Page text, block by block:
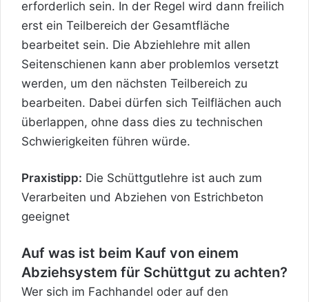
erforderlich sein. In der Regel wird dann freilich
erst ein Teilbereich der Gesamtfläche
bearbeitet sein. Die Abziehlehre mit allen
Seitenschienen kann aber problemlos versetzt
werden, um den nächsten Teilbereich zu
bearbeiten. Dabei dürfen sich Teilflächen auch
überlappen, ohne dass dies zu technischen
Schwierigkeiten führen würde.
Praxistipp: Die Schüttgutlehre ist auch zum
Verarbeiten und Abziehen von Estrichbeton
geeignet
Auf was ist beim Kauf von einem
Abziehsystem für Schüttgut zu achten?
Wer sich im Fachhandel oder auf den